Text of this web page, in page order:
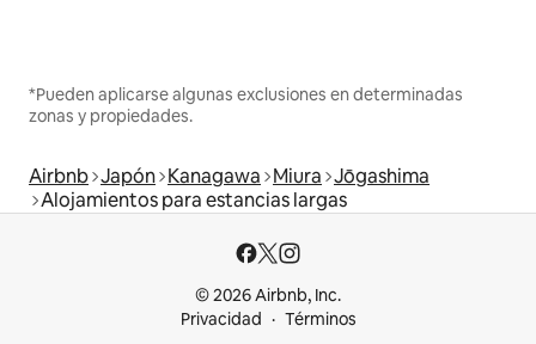
*Pueden aplicarse algunas exclusiones en determinadas
zonas y propiedades.
Airbnb Japón Kanagawa Miura Jōgashima
Alojamientos para estancias largas
© 2026 Airbnb, Inc.
Privacidad
Términos